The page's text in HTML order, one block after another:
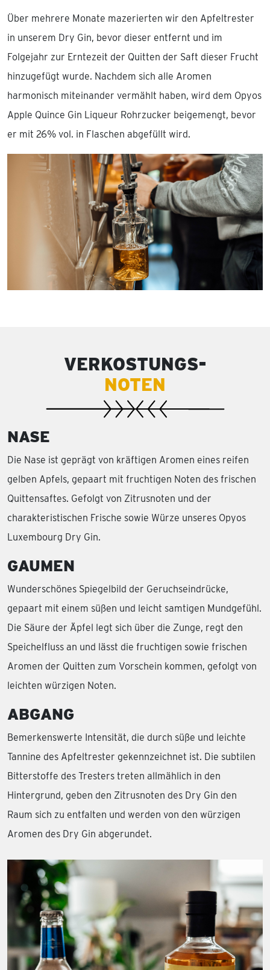
Über mehrere Monate mazerierten wir den Apfeltrester
in unserem Dry Gin, bevor dieser entfernt und im
Folgejahr zur Erntezeit der Quitten der Saft dieser Frucht
hinzugefügt wurde. Nachdem sich alle Aromen
harmonisch miteinander vermählt haben, wird dem Opyos
Apple Quince Gin Liqueur Rohrzucker beigemengt, bevor
er mit 26% vol. in Flaschen abgefüllt wird.
VERKOSTUNGS-
NOTEN
NASE
Die Nase ist geprägt von kräftigen Aromen eines reifen
gelben Apfels, gepaart mit fruchtigen Noten des frischen
Quittensaftes. Gefolgt von Zitrusnoten und der
charakteristischen Frische sowie Würze unseres Opyos
Luxembourg Dry Gin.
GAUMEN
Wunderschönes Spiegelbild der Geruchseindrücke,
gepaart mit einem süßen und leicht samtigen Mundgefühl.
Die Säure der Äpfel legt sich über die Zunge, regt den
Speichelfluss an und lässt die fruchtigen sowie frischen
Aromen der Quitten zum Vorschein kommen, gefolgt von
leichten würzigen Noten.
ABGANG
Bemerkenswerte Intensität, die durch süße und leichte
Tannine des Apfeltrester gekennzeichnet ist. Die subtilen
Bitterstoffe des Tresters treten allmählich in den
Hintergrund, geben den Zitrusnoten des Dry Gin den
Raum sich zu entfalten und werden von den würzigen
Aromen des Dry Gin abgerundet.